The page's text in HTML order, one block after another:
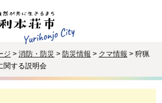
ジ > 消防・防災 > 防災情報 > クマ情報 > 狩猟
関する説明会